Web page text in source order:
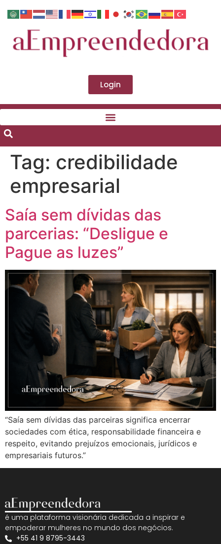
Login
Tag: credibilidade
empresarial
Saía sem dívidas das
parcerias: “Desligue e
Pague as luzes”
“Saía sem dívidas das parceiras significa encerrar
sociedades com ética, responsabilidade financeira e
respeito, evitando prejuízos emocionais, jurídicos e
empresariais futuros.”
é uma plataforma visionária dedicada a inspirar e
empoderar mulheres no mundo dos negócios.
+55 41 9 8795-3443